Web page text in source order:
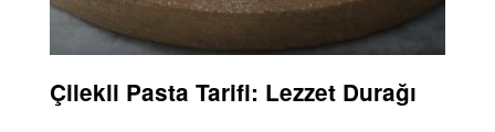
Çilekli Pasta Tarifi: Lezzet Durağı